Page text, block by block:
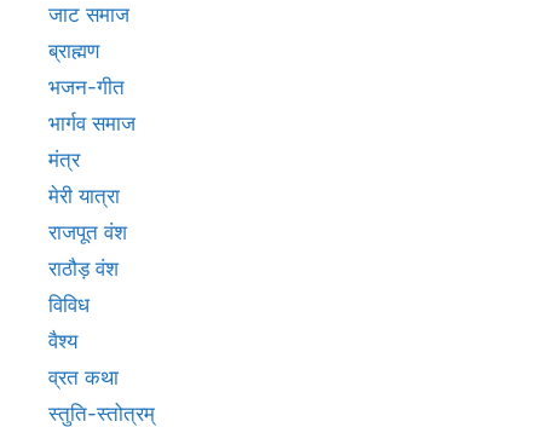
जाट समाज
ब्राह्मण
भजन-गीत
भार्गव समाज
मंत्र
मेरी यात्रा
राजपूत वंश
राठौड़ वंश
विविध
वैश्य
व्रत कथा
स्तुति-स्तोत्रम्